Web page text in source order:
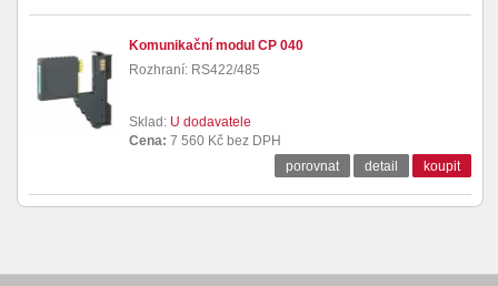
Komunikační modul CP 040
Rozhraní: RS422/485
Sklad: U dodavatele
Cena: 7 560 Kč bez DPH
porovnat
detail koupit